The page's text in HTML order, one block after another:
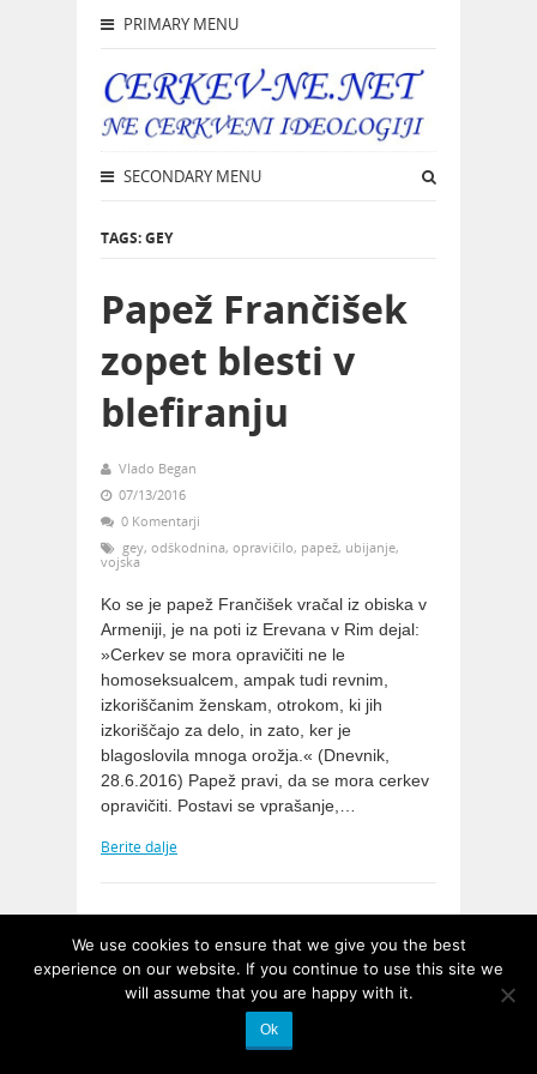
PRIMARY MENU
SECONDARY MENU
TAGS: GEY
Papež Frančišek
zopet blesti v
blefiranju
Vlado Began
07/13/2016
0 Komentarji
gey, odškodnina, opravičilo, papež, ubijanje,
vojska
Ko se je papež Frančišek vračal iz obiska v
Armeniji, je na poti iz Erevana v Rim dejal:
»Cerkev se mora opravičiti ne le
homoseksualcem, ampak tudi revnim,
izkoriščanim ženskam, otrokom, ki jih
izkoriščajo za delo, in zato, ker je
blagoslovila mnoga orožja.« (Dnevnik,
28.6.2016) Papež pravi, da se mora cerkev
opravičiti. Postavi se vprašanje,…
Berite dalje
We use cookies to ensure that we give you the best
experience on our website. If you continue to use this site we
will assume that you are happy with it.
Ok